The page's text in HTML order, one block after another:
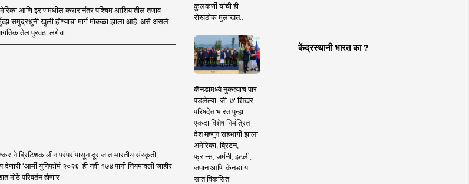
आणि इराणमधील करारानंतर पश्चिम आशियातील तणाव
समुद्रधुनी खुली होण्याचा मार्ग मोकळा झाला आहे. असे असले
तेल पुरवठा लगेच ..
ब्रिटिशकालीन परंपरांपासून दूर जात भारतीय संस्कृती,
‘आर्मी युनिफॉर्म २०२६’ ही नवी १७४ पानी नियमावली जाहीर
परिवर्तन होणार ..
कुलकर्णी यांची ही
रोखठोक मुलाखत..
केंद्रस्थानी भारत का ?
कॅनडामध्ये नुकत्याच पार
पडलेल्या 'जी-७' शिखर
परिषदेत भारत पुन्हा
एकदा विशेष निमंत्रित
देश म्हणून सहभागी झाला.
अमेरिका, ब्रिटन,
फ्रान्स, जर्मनी, इटली,
जपान आणि कॅनडा या
सात विकसित